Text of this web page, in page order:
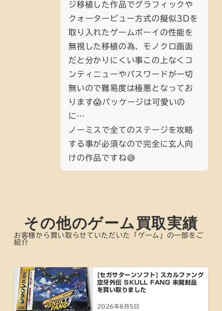
ジ移植した作品でグラフィックや
クォータービュー方式の擬似3Dを
取り入れたゲームボーイの性能を
無視した移植の為、モノクロ画面
だと分かりにくい事この上なくコ
ンティニューやパスワードが一切
無いので難易度は極悪となってお
ります😱パッケージは可愛いの
に…
ノーミスで全てのステージを攻略
する事が必須なので完全に玄人向
けの作品ですね😅
その他のゲーム買取実績
お客様から買い取らせていただいた「ゲーム」の一部をご
紹介
[セガサターンソフト] スカルファング
空牙外伝 SKULL FANG 未開封品
を買い取りました
2026年8月5日